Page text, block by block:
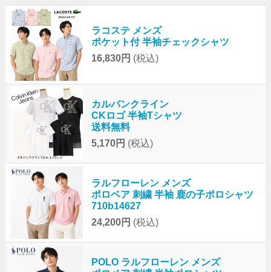
ラコステ メンズ
ポケット付 半袖チェックシャツ
16,830円 (税込)
カルバンクライン
CKロゴ 半袖Tシャツ
送料無料
5,170円 (税込)
ラルフローレン メンズ
ポロベア 刺繍 半袖 鹿の子ポロシャツ
710b14627
24,200円 (税込)
POLO ラルフローレン メンズ